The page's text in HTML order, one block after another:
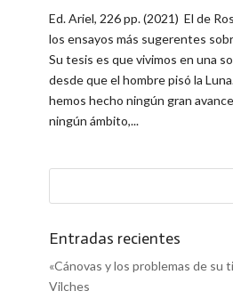
Ed. Ariel, 226 pp. (2021) El de
los ensayos más sugerentes
Su tesis es que vivimos en una
desde que el hombre pisó la
hemos hecho ningún gran
ningún ámbito,...
Entradas recientes
«Cánovas y los problemas de su
Vilches